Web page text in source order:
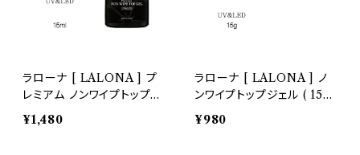
ラローナ [ LALONA ] プ
レミアム ノンワイプトップジ
ェル ( 15ml ) ポリッシュ /
ジェルネイル /トップ/トップ
¥1,480
ラローナ [ LALONA ] ノ
ンワイプトップジェル ( 15g
) ジェルネイル/セミハード/
トップコート/拭き取り不要/
¥980